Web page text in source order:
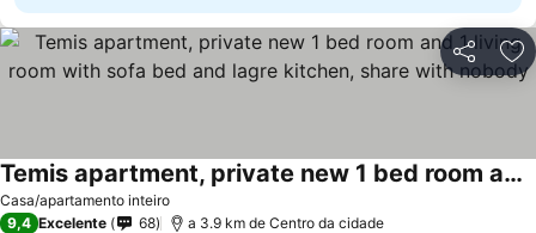
Partilhar
Casa/apartamento inteiro
Temis apartment, private new 1 bed room and 1 living room with sofa bed and lagre kitchen, share with nobody
9,4 Excelente 68 a 3.9 km de Centro da cidade